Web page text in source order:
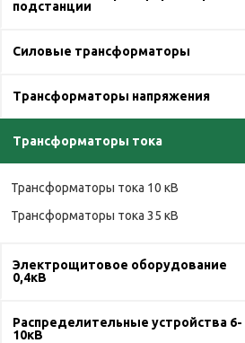
подстанции
Силовые трансформаторы
Трансформаторы напряжения
Трансформаторы тока
Трансформаторы тока 10 кВ
Трансформаторы тока 35 кВ
Электрощитовое оборудование
0,4кВ
Распределительные устройства 6-
10кВ